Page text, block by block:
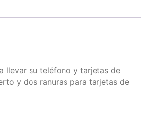
llevar su teléfono y tarjetas de
y dos ranuras para tarjetas de